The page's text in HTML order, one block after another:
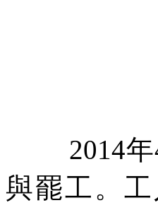
2014年
與罷工。